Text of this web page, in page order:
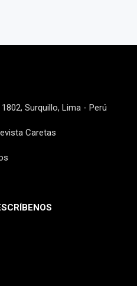
Surquillo, Lima - Perú
Caretas